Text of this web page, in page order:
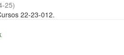
25)
22-23-012.